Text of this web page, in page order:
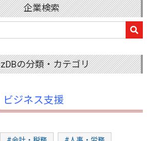
企業検索
の分類・カテゴリ
ビジネス支援